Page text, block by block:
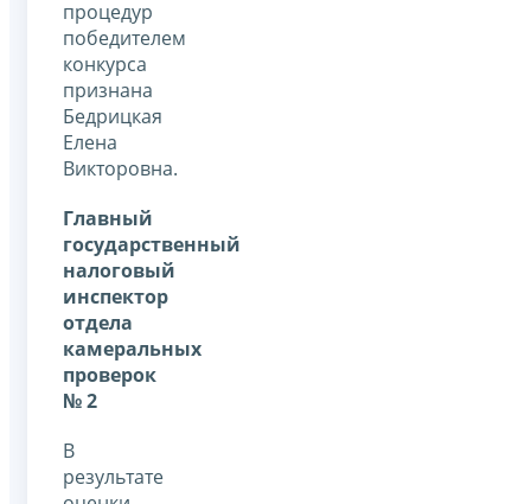
процедур
победителем
конкурса
признана
Бедрицкая
Елена
Викторовна.
Главный
государственный
налоговый
инспектор
отдела
камеральных
проверок
№ 2
В
результате